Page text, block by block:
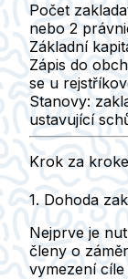
Počet
nebo 2
Základní
Zápis do
se u
Stanovy:
ustavující
Krok za
1. Dohoda
Nejprve je
členy o
vymezení